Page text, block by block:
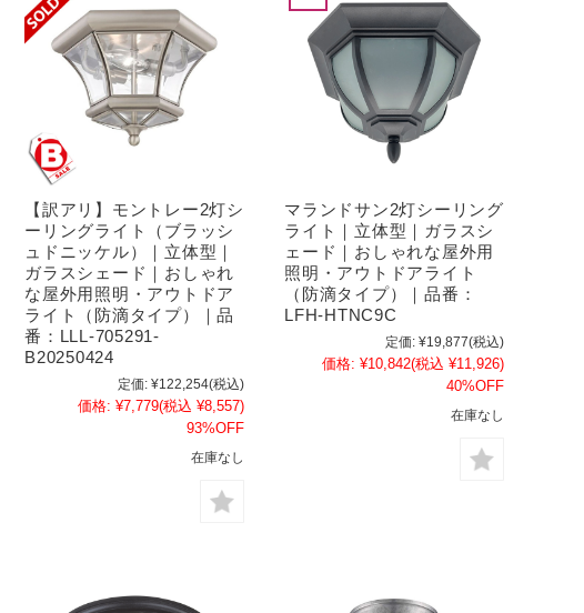
【訳アリ】モントレー2灯シ
ーリングライト（ブラッシ
ュドニッケル）｜立体型｜
ガラスシェード｜おしゃれ
な屋外用照明・アウトドア
ライト（防滴タイプ）｜品
番：LLL-705291-
B20250424
定価: ¥122,254(税込)
価格: ¥7,779(税込 ¥8,557)
93%OFF
在庫なし
マランドサン2灯シーリング
ライト｜立体型｜ガラスシ
ェード｜おしゃれな屋外用
照明・アウトドアライト
（防滴タイプ）｜品番：
LFH-HTNC9C
定価: ¥19,877(税込)
価格: ¥10,842(税込 ¥11,926)
40%OFF
在庫なし